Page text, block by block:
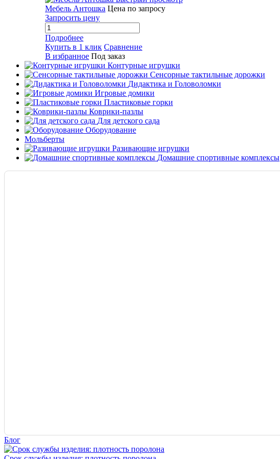
Мебель Антошка Цена по запросу
Запросить цену
Подробнее
Купить в 1 клик Сравнение
В избранное Под заказ
Контурные игрушки
Сенсорные тактильные дорожки
Дидактика и Головоломки
Игровые домики
Пластиковые горки
Коврики-пазлы
Для детского сада
Оборудование
Мольберты
Разивающие игрушки
Домашние спортивные комплексы
Блог